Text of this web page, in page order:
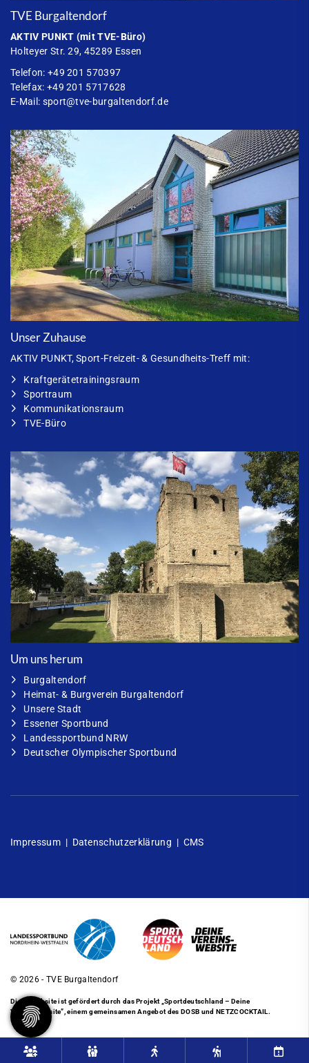
TVE Burgaltendorf
AKTIV PUNKT (mit TVE-Büro)
Holteyer Str. 29, 45289 Essen
Telefon: +49 201 570397
Telefax: +49 201 5717628
E-Mail: sport@tve-burgaltendorf.de
Unser Zuhause
AKTIV PUNKT, Sport-Freizeit- & Gesundheits-Treff mit:
Kraftgerätetrainingsraum
Sportraum
Kommunikationsraum
TVE-Büro
Um uns herum
Burgaltendorf
Heimat- & Burgverein Burgaltendorf
Unsere Stadt
Essener Sportbund
Landessportbund NRW
Deutscher Olympischer Sportbund
Impressum| Datenschutzerklärung | CMS
© 2026 - TVE Burgaltendorf
Diese Website ist gefördert durch das Projekt„Sportdeutschland – Deine
Vereinswebsite”, einem gemeinsamen Angebot des DOSB und NETZCOCKTAIL.